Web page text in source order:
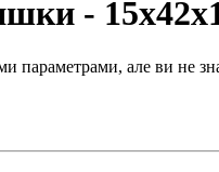
-
параметрами, але ви не